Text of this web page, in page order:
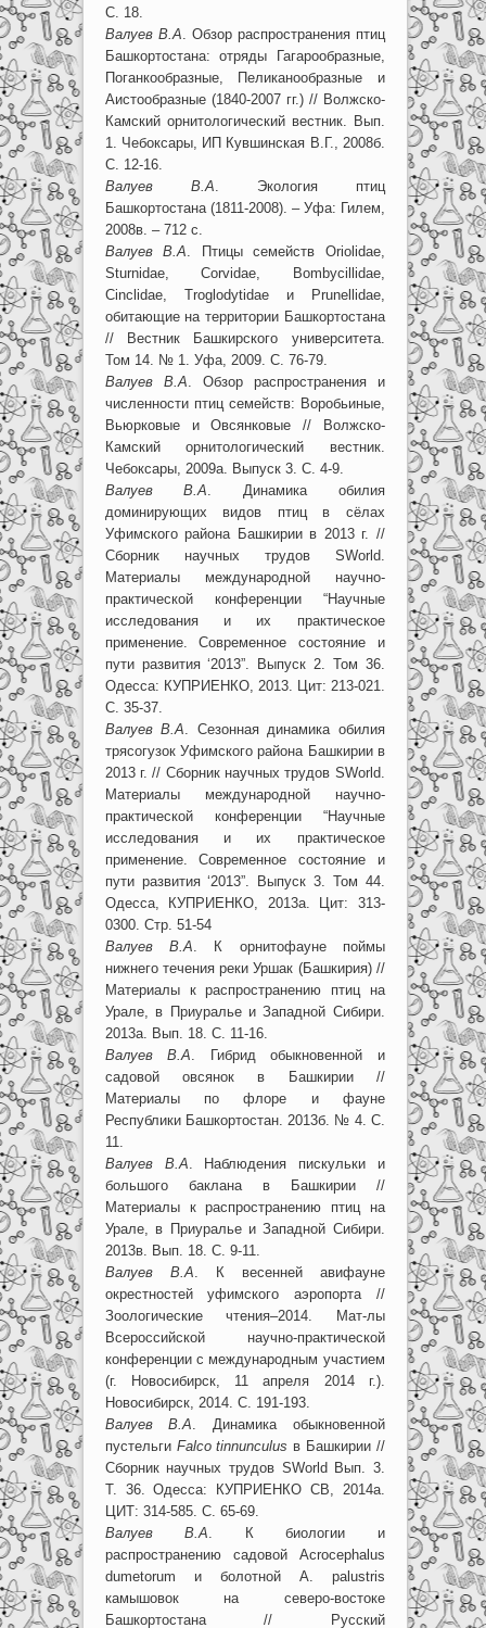
С. 18.
Валуев В.А. Обзор распространения птиц
Башкортостана: отряды Гагарообразные,
Поганкообразные, Пеликанообразные и
Аистообразные (1840-2007 гг.) // Волжско-
Камский орнитологический вестник. Вып.
1. Чебоксары, ИП Кувшинская В.Г., 2008б.
С. 12-16.
Валуев В.А. Экология птиц
Башкортостана (1811-2008). – Уфа: Гилем,
2008в. – 712 с.
Валуев В.А. Птицы семейств Oriolidae,
Sturnidae, Corvidae, Bombycillidae,
Cinclidae, Troglodytidae и Prunellidae,
обитающие на территории Башкортостана
// Вестник Башкирского университета.
Том 14. № 1. Уфа, 2009. С. 76-79.
Валуев В.А. Обзор распространения и
численности птиц семейств: Воробьиные,
Вьюрковые и Овсянковые // Волжско-
Камский орнитологический вестник.
Чебоксары, 2009а. Выпуск 3. С. 4-9.
Валуев В.А. Динамика обилия
доминирующих видов птиц в сёлах
Уфимского района Башкирии в 2013 г. //
Сборник научных трудов SWorld.
Материалы международной научно-
практической конференции “Научные
исследования и их практическое
применение. Современное состояние и
пути развития ‘2013”. Выпуск 2. Том 36.
Одесса: КУПРИЕНКО, 2013. Цит: 213-021.
С. 35-37.
Валуев В.А. Сезонная динамика обилия
трясогузок Уфимского района Башкирии в
2013 г. // Сборник научных трудов SWorld.
Материалы международной научно-
практической конференции “Научные
исследования и их практическое
применение. Современное состояние и
пути развития ‘2013”. Выпуск 3. Том 44.
Одесса, КУПРИЕНКО, 2013а. Цит: 313-
0300. Стр. 51-54
Валуев В.А. К орнитофауне поймы
нижнего течения реки Уршак (Башкирия) //
Материалы к распространению птиц на
Урале, в Приуралье и Западной Сибири.
2013а. Вып. 18. С. 11-16.
Валуев В.А. Гибрид обыкновенной и
садовой овсянок в Башкирии //
Материалы по флоре и фауне
Республики Башкортостан. 2013б. № 4. С.
11.
Валуев В.А. Наблюдения пискульки и
большого баклана в Башкирии //
Материалы к распространению птиц на
Урале, в Приуралье и Западной Сибири.
2013в. Вып. 18. С. 9-11.
Валуев В.А. К весенней авифауне
окрестностей уфимского аэропорта //
Зоологические чтения–2014. Мат-лы
Всероссийской научно-практической
конференции с международным участием
(г. Новосибирск, 11 апреля 2014 г.).
Новосибирск, 2014. С. 191-193.
Валуев В.А. Динамика обыкновенной
пустельги Falco tinnunculus в Башкирии //
Сборник научных трудов SWorld Вып. 3.
Т. 36. Одесса: КУПРИЕНКО СВ, 2014а.
ЦИТ: 314-585. С. 65-69.
Валуев В.А. К биологии и
распространению садовой Acrocephalus
dumetorum и болотной A. palustris
камышовок на северо-востоке
Башкортостана // Русский